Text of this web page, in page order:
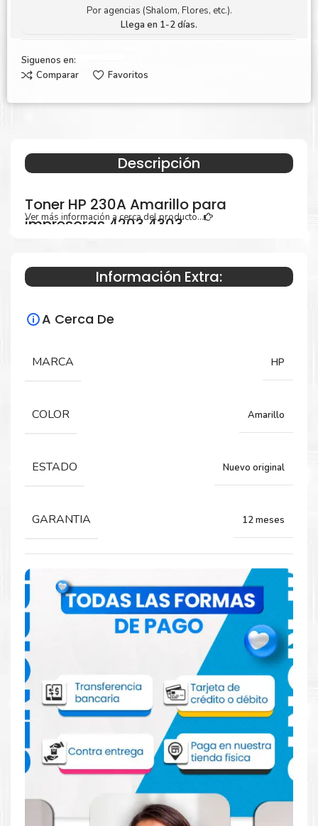
Por agencias (Shalom, Flores, etc.).
Llega en 1-2 días.
Siguenos en:
Comparar
Favoritos
Descripción
Toner HP 230A Amarillo para
impresoras 4203 4303
Especificaciones Técnicas
Para impresoras:
4203, Mfp 4303.
Comprar Toner HP 230A Amarillo para
impresoras 4203 4303
Aprovecha nuestra experiencia y atención para adquirir tus
productos. Tenemos promociones todos los días. Escríbenos o
visítanos hoy para encontrar la solución perfecta para tu
impresoraHP, como elToner HP 230A Amarillo para
Ver más información a cerca del producto...
Información Extra:
A Cerca De
MARCA HP
COLOR Amarillo
ESTADO Nuevo original
GARANTIA 12 meses